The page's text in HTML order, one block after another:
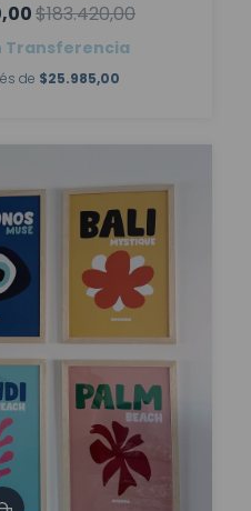
$183.420,00
Transferencia
de $25.985,00